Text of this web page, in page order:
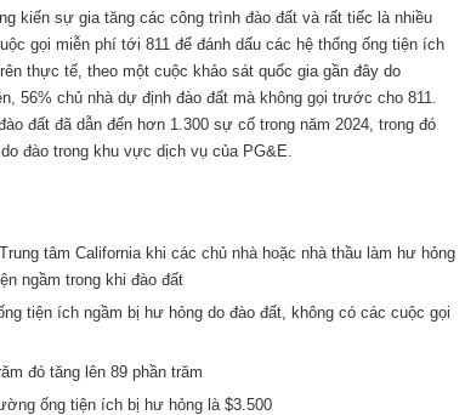
kiến sự gia tăng các công trình đào đất và rất tiếc là nhiều
gọi miễn phí tới 811 để đánh dấu các hệ thống ống tiện ích
thực tế, theo một cuộc khảo sát quốc gia gần đây do
56% chủ nhà dự định đào đất mà không gọi trước cho 811.
đất đã dẫn đến hơn 1.300 sự cố trong năm 2024, trong đó
đào trong khu vực dịch vụ của PG&E.
tâm California khi các chủ nhà hoặc nhà thầu làm hư hỏng
ngầm trong khi đào đất
tiện ích ngầm bị hư hỏng do đào đất, không có các cuộc gọi
đó tăng lên 89 phần trăm
ống tiện ích bị hư hỏng là $3.500